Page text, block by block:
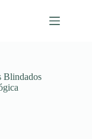
Blindados